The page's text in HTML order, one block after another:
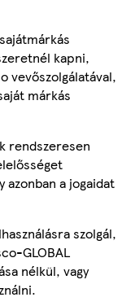
kapni,
vevőszolgálatával,
márkás
rendszeresen
a jogaidat
szolgál,
GLOBAL
nélkül, vagy